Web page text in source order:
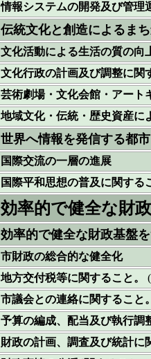
情報システムの開発及び管理
伝統文化と創造によるま
文化活動による生活の質の向
文化行政の計画及び調整に関
芸術劇場・文化会館・アート
地域文化・伝統・歴史資産に
世界へ情報を発信する都
国際交流の一層の進展
国際平和思想の普及に関する
効率的で健全な財政
効率的で健全な財政基盤
市財政の総合的な健全化
地方交付税等に関すること。
市議会との連絡に関すること
予算の編成、配当及び執行調
財政の計画、調査及び統計に